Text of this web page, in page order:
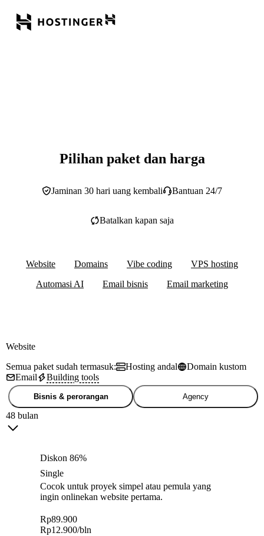
Pilihan paket dan harga
Jaminan 30 hari uang kembali Bantuan 24/7
Batalkan kapan saja
Website Domains Vibe coding
VPS hosting
Automasi AI
Email bisnis Email marketing
Website
Semua paket sudah termasuk:
Hosting andal
Domain kustom
Email
Building tools
Bisnis & perorangan Agency
48 bulan
Diskon 86%
Single
Cocok untuk proyek simpel atau pemula yang
ingin onlinekan website pertama.
Rp89.900
Rp12.900/bln